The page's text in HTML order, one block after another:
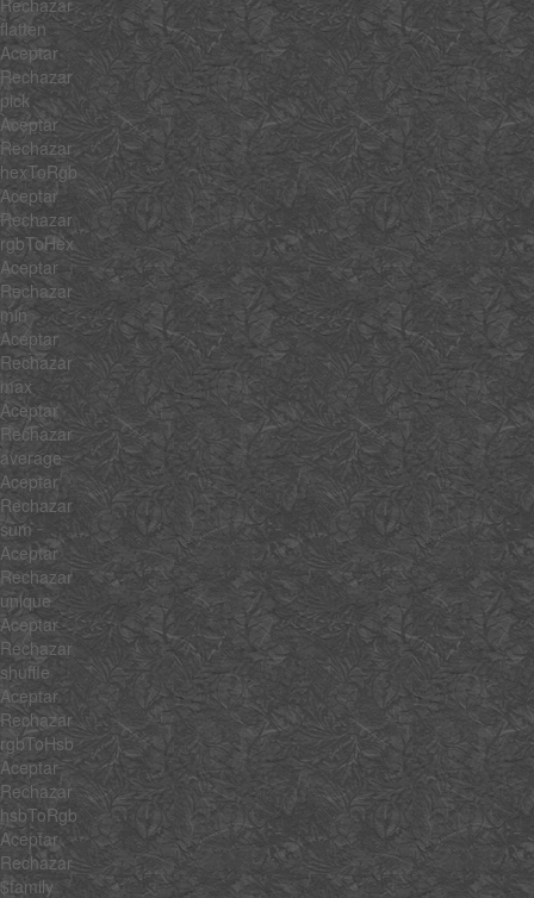
Rechazar
flatten
Aceptar
Rechazar
pick
Aceptar
Rechazar
hexToRgb
Aceptar
Rechazar
rgbToHex
Aceptar
Rechazar
min
Aceptar
Rechazar
max
Aceptar
Rechazar
average
Aceptar
Rechazar
sum
Aceptar
Rechazar
unique
Aceptar
Rechazar
shuffle
Aceptar
Rechazar
rgbToHsb
Aceptar
Rechazar
hsbToRgb
Aceptar
Rechazar
$family